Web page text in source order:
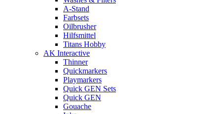
A-Stand
Farbsets
Oilbrusher
Hilfsmittel
Titans Hobby
AK Interactive
Thinner
Quickmarkers
Playmarkers
Quick GEN Sets
Quick GEN
Gouache